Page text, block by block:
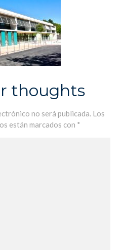
thoughts
no será publicada. Los
están marcados con *